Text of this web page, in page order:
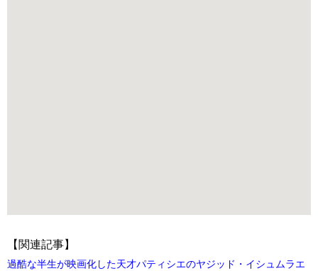
【関連記事】
過酷な半生が映画化した天才パティシエのヤジッド・イシュムラエ